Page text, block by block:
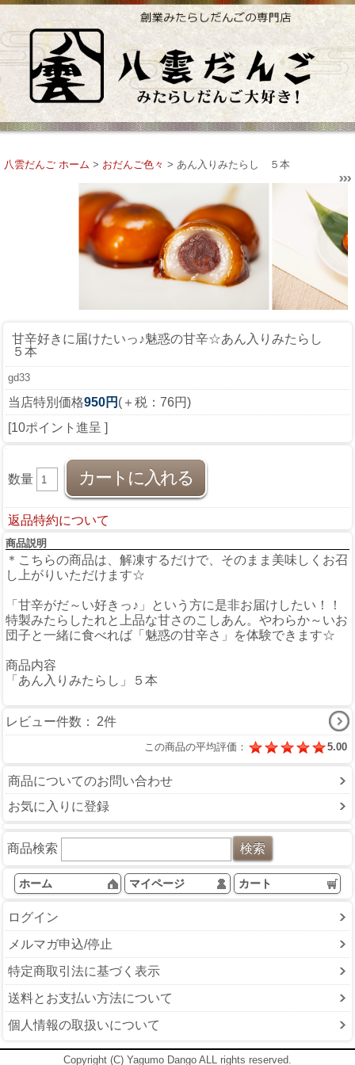
八雲だんご ホーム > おだんご色々 > あん入りみたらし ５本
甘辛好きに届けたいっ♪魅惑の甘辛☆あん入りみたらし
５本
gd33
当店特別価格950円 (＋税：76円)
[10ポイント進呈 ]
数量
返品特約について
商品説明
＊こちらの商品は、解凍するだけで、そのまま美味しくお召
し上がりいただけます☆
「甘辛がだ～い好きっ♪」という方に是非お届けしたい！！
特製みたらしたれと上品な甘さのこしあん。やわらか～いお
団子と一緒に食べれば「魅惑の甘辛さ」を体験できます☆
商品内容
「あん入りみたらし」５本
レビュー件数： 2件
この商品の平均評価： 5.00
商品についてのお問い合わせ
お気に入りに登録
商品検索
ホーム マイページ カート
ログイン
メルマガ申込/停止
特定商取引法に基づく表示
送料とお支払い方法について
個人情報の取扱いについて
Copyright (C) Yagumo Dango ALL rights reserved.